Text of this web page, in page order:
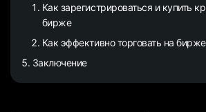
Как зарегистрироваться и купить
бирже
Как эффективно торговать на
Заключение